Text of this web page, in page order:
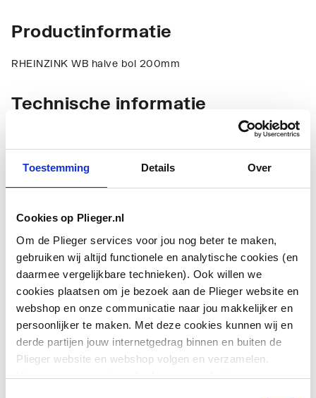
Toestemming Details Over
Cookies op Plieger.nl
Om de Plieger services voor jou nog beter te maken,
gebruiken wij altijd functionele en analytische cookies (en
daarmee vergelijkbare technieken). Ook willen we
cookies plaatsen om je bezoek aan de Plieger website en
webshop en onze communicatie naar jou makkelijker en
persoonlijker te maken. Met deze cookies kunnen wij en
derde partijen jouw internetgedrag binnen en buiten de
Plieger website en webshop volgen en verzamelen.
Hiermee passen wij en derden onze website, app,
Productinformatie
RHEINZINK WB halve bol 200mm
Technische informatie
Model
Materiaal Zink
Diameter 200
Downloads